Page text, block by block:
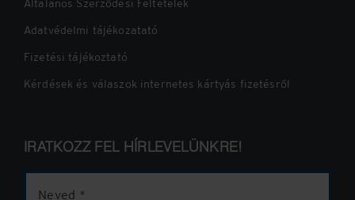
Általános Szerződési Feltételek
Adatvédelmi tájékozatató
Fizetési tájékoztató
Kérdések és válaszok internetes kártyás fizetésről
IRATKOZZ FEL HÍRLEVELÜNKRE!